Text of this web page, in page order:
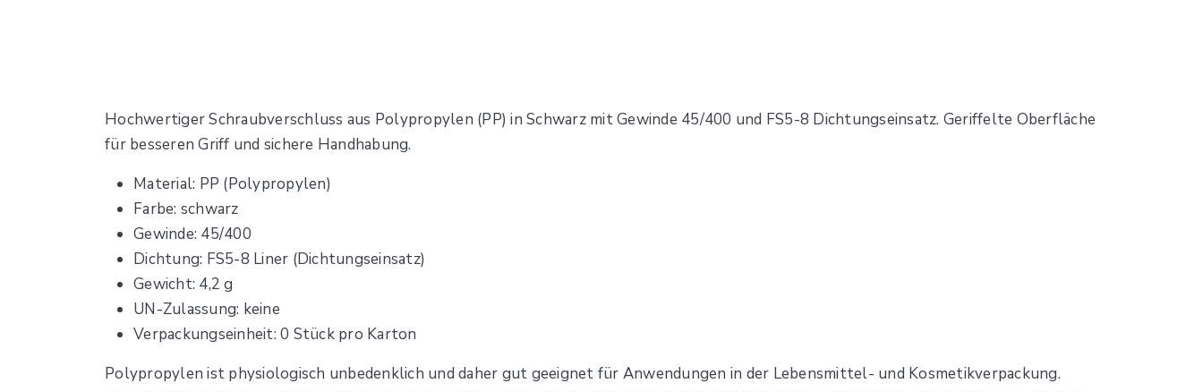
Hochwertiger Schraubverschluss aus Polypropylen (PP) in Schwarz mit Gewinde 45/400 und FS5-8 Dichtungseinsatz. Geriffelte Oberfläche
für besseren Griff und sichere Handhabung.
Material: PP (Polypropylen)
Farbe: schwarz
Gewinde: 45/400
Dichtung: FS5-8 Liner (Dichtungseinsatz)
Gewicht: 4,2 g
UN-Zulassung: keine
Verpackungseinheit: 0 Stück pro Karton
Polypropylen ist physiologisch unbedenklich und daher gut geeignet für Anwendungen in der Lebensmittel- und Kosmetikverpackung.